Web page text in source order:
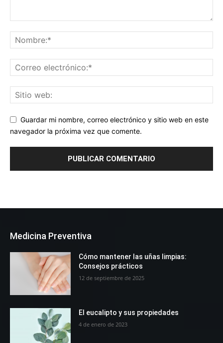
Guardar mi nombre, correo electrónico y sitio web en este
navegador la próxima vez que comente.
Medicina Preventiva
Cómo mantener las uñas limpias:
Consejos prácticos
12 de septiembre de 2025
El eucalipto y sus propiedades
4 de enero de 2023